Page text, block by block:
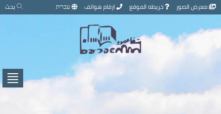
تخطي
إلى
الصفحة
معرض الصور خريطه الموقع ارقام هواتف עברית بحث
لفتح